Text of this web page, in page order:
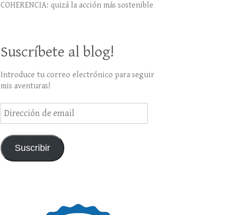
COHERENCIA: quizá la acción más sostenible
Suscríbete al blog!
Introduce tu correo electrónico para seguir
mis aventuras!
Dirección
de
Suscribir